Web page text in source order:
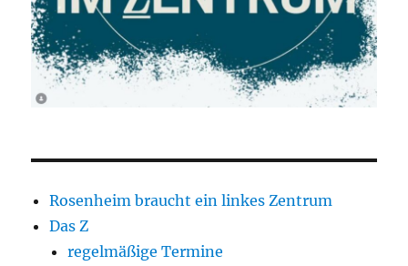
Rosenheim braucht ein linkes Zentrum
Das Z
regelmäßige Termine